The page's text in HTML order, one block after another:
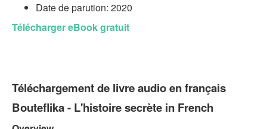
Date de parution: 2020
Télécharger eBook gratuit
Téléchargement de livre audio en français
Bouteflika - L'histoire secrète in French